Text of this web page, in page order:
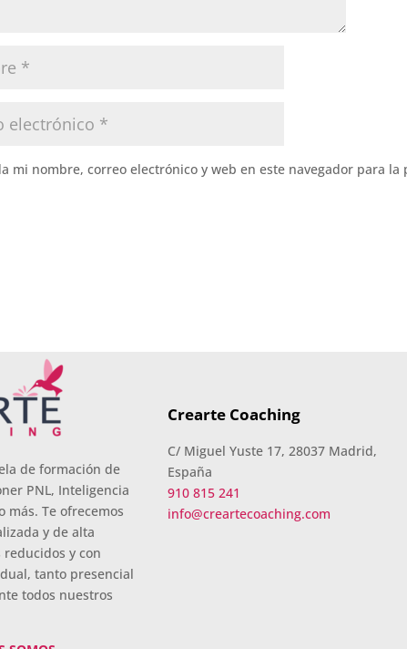
mi nombre, correo electrónico y web en este navegador para la
de formación de
PNL, Inteligencia
más. Te ofrecemos
y de alta
y con
tanto presencial
todos nuestros
Crearte Coaching
C/ Miguel Yuste 17, 28037 Madrid,
España
910 815 241
info@creartecoaching.com